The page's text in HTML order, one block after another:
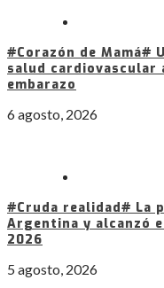
#Corazón de Mamá#
salud cardiovascular
embarazo
6 agosto, 2026
#Cruda realidad# La
Argentina y alcanzó
2026
5 agosto, 2026